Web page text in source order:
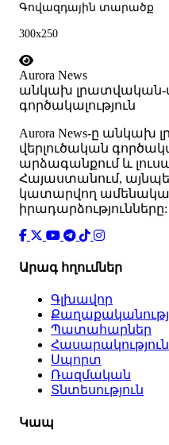
Գովազդային տարածք
300x250
Aurora News
անկախ լրատվական-
գործակալություն
Аurora News-ը անկախ
վերլուծական
արձագանքում և
Հայաստանում,
կատարվող
իրադարձությունները:
Արագ հղումներ
Գլխավոր
Պատահարներ
Հասարակություն
Սպորտ
Ռազմական
Տնտեսություն
Կապ